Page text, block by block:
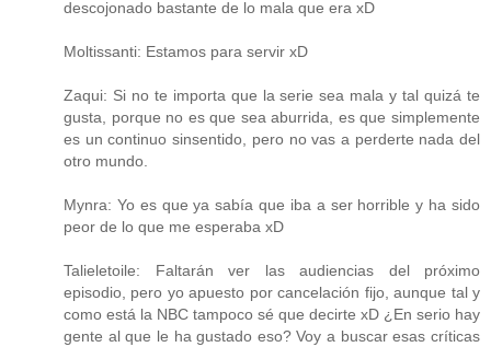
descojonado bastante de lo mala que era xD
Moltissanti: Estamos para servir xD
Zaqui: Si no te importa que la serie sea mala y tal quizá te
gusta, porque no es que sea aburrida, es que simplemente
es un continuo sinsentido, pero no vas a perderte nada del
otro mundo.
Mynra: Yo es que ya sabía que iba a ser horrible y ha sido
peor de lo que me esperaba xD
Talieletoile: Faltarán ver las audiencias del próximo
episodio, pero yo apuesto por cancelación fijo, aunque tal y
como está la NBC tampoco sé que decirte xD ¿En serio hay
gente al que le ha gustado eso? Voy a buscar esas críticas